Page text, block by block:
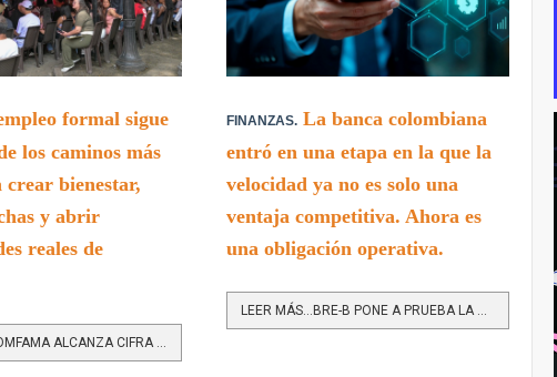
formal sigue
los caminos más
crear bienestar,
y abrir
reales de
LEER MÁS…COMFAMA ALCANZA CIFRA HISTÓRICA DE CONEXIONES LABORALES Y FORTALECE LA EMPLEABILIDAD EN ANTIOQUIA
FINANZAS. La banca colombiana
entró en una etapa en la que la
velocidad ya no es solo una
ventaja competitiva. Ahora es
una obligación operativa.
LEER MÁS…BRE-B PONE A PRUEBA LA CONTINUIDAD DIGITAL DE LA BANCA COLOMBIANA ANTE PAGOS INMEDIATOS Y FALLAS...